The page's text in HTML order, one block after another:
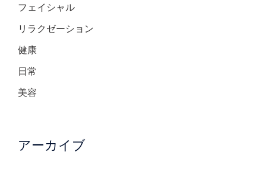
フェイシャル
リラクゼーション
健康
日常
美容
アーカイブ